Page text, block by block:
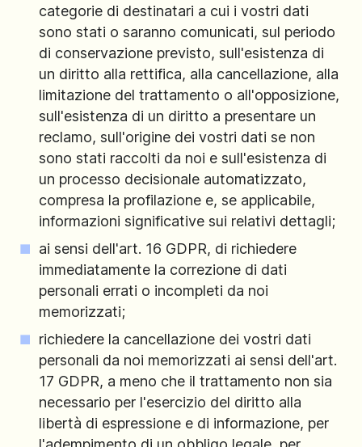
categorie di destinatari a cui i vostri dati
sono stati o saranno comunicati, sul periodo
di conservazione previsto, sull'esistenza di
un diritto alla rettifica, alla cancellazione, alla
limitazione del trattamento o all'opposizione,
sull'esistenza di un diritto a presentare un
reclamo, sull'origine dei vostri dati se non
sono stati raccolti da noi e sull'esistenza di
un processo decisionale automatizzato,
compresa la profilazione e, se applicabile,
informazioni significative sui relativi dettagli;
ai sensi dell'art. 16 GDPR, di richiedere
immediatamente la correzione di dati
personali errati o incompleti da noi
memorizzati;
richiedere la cancellazione dei vostri dati
personali da noi memorizzati ai sensi dell'art.
17 GDPR, a meno che il trattamento non sia
necessario per l'esercizio del diritto alla
libertà di espressione e di informazione, per